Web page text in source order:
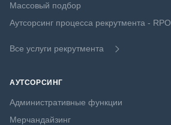
Массовый подбор
Аутсорсинг процесса рекрутмента - RPO
Все услуги рекрутмента
АУТСОРСИНГ
Административные функции
Мерчандайзинг